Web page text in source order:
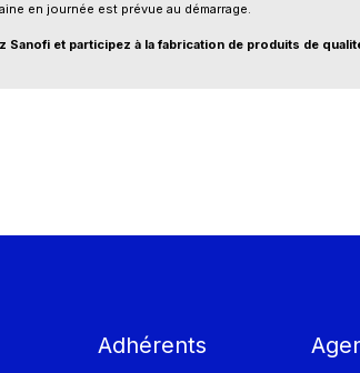
en journée est prévue au démarrage.
Sanofi et participez à la fabrication de produits de
Adhérents